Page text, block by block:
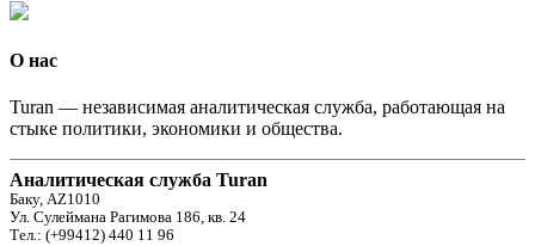
О нас
Turan — независимая аналитическая служба, работающая на
стыке политики, экономики и общества.
Аналитическая служба Turan
Баку, AZ1010
Ул. Сулеймана Рагимова 186, кв. 24
Тел.: (+99412) 440 11 96